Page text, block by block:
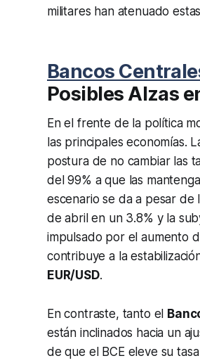
militares han atenuado
Bancos
Posibles Alzas
En el frente de la política
las principales economías.
postura de no cambiar las
del 99% a que las
escenario se da a pesar de
de abril en un 3.8% y la
impulsado por el aumento
contribuye a la
EUR/USD.
En contraste, tanto el
están inclinados hacia un
de que el BCE eleve su